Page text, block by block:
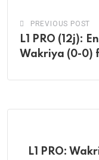
PREVIOUS POST
L1 PRO (12j):
Wakriya (0-0)
L1 PRO: